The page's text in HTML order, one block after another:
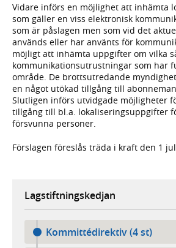
Vidare införs en möjlighet att inhämta
som gäller en viss elektronisk
som är påslagen men som vid det
används eller har använts för
möjligt att inhämta uppgifter om vilka
kommunikationsutrustningar som har
område. De brottsutredande
en något utökad tillgång till
Slutligen införs utvidgade möjligheter
tillgång till bl.a. lokaliseringsuppgifter
försvunna personer.
Förslagen föreslås träda i kraft den 1
Lagstiftningskedjan
Kommittédirektiv (4 st)